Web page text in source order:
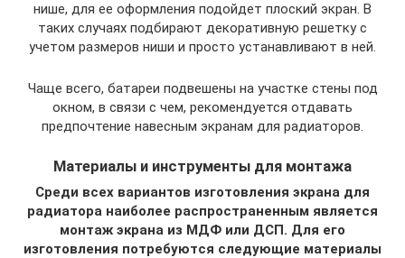
нише, для ее оформления подойдет плоский экран. В
таких случаях подбирают декоративную решетку с
учетом размеров ниши и просто устанавливают в ней.
Чаще всего, батареи подвешены на участке стены под
окном, в связи с чем, рекомендуется отдавать
предпочтение навесным экранам для радиаторов.
Материалы и инструменты для монтажа
Среди всех вариантов изготовления экрана для
радиатора наиболее распространенным является
монтаж экрана из МДФ или ДСП. Для его
изготовления потребуются следующие материалы